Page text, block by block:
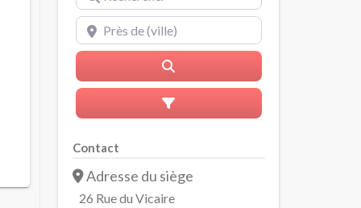
Près de (ville)
Advanced Filters
Contact
Adresse du siège
26 Rue du Vicaire